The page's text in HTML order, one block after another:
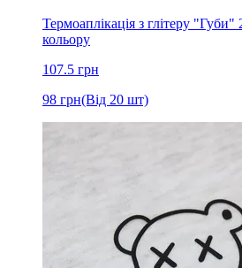
Термоаплікація з глітеру
кольору
107.5 грн
98 грн(Від 20 шт)